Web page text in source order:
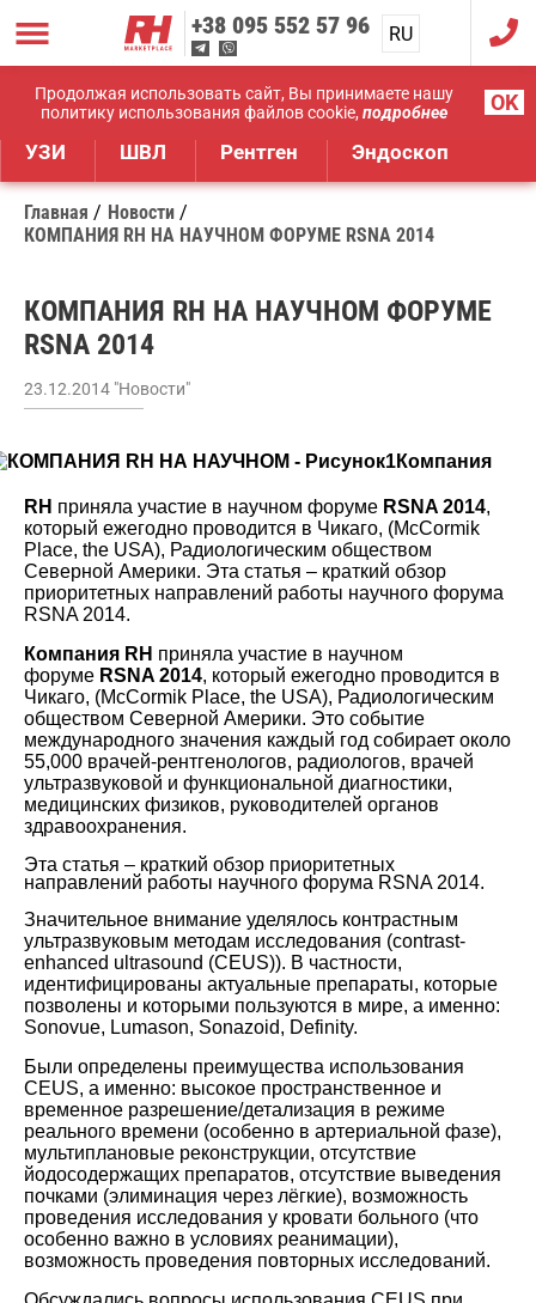
Продолжая использовать сайт, Вы принимаете нашу
политику использования файлов cookie, подробнее OK
+38 095 552 57 96 RU
UA
Дистрибуция медицинского оборудования
УЗИ ШВЛ Рентген Эндоскоп
Главная
Новости
КОМПАНИЯ RH НА НАУЧНОМ ФОРУМЕ RSNA 2014
КОМПАНИЯ RH НА НАУЧНОМ ФОРУМЕ
RSNA 2014
23.12.2014 "Новости"
Компания
RH приняла участие в научном форуме RSNA 2014,
который ежегодно проводится в Чикаго, (McCormik
Place, the USA), Радиологическим обществом
Северной Америки. Эта статья – краткий обзор
приоритетных направлений работы научного форума
RSNA 2014.
Компания RH приняла участие в научном
форуме RSNA 2014, который ежегодно проводится в
Чикаго, (McCormik Place, the USA), Радиологическим
обществом Северной Америки. Это событие
международного значения каждый год собирает около
55,000 врачей-рентгенологов, радиологов, врачей
ультразвуковой и функциональной диагностики,
медицинских физиков, руководителей органов
здравоохранения.
Эта статья – краткий обзор приоритетных
направлений работы научного форума RSNA 2014.
Значительное внимание уделялось контрастным
ультразвуковым методам исследования (contrast-
enhanced ultrasound (CEUS)). В частности,
идентифицированы актуальные препараты, которые
позволены и которыми пользуются в мире, а именно:
Sonovue, Lumason, Sonazoid, Definity.
Были определены преимущества использования
CEUS, а именно: высокое пространственное и
временное разрешение/детализация в режиме
реального времени (особенно в артериальной фазе),
мультиплановые реконструкции, отсутствие
йодосодержащих препаратов, отсутствие выведения
почками (элиминация через лёгкие), возможность
проведения исследования у кровати больного (что
особенно важно в условиях реанимации),
возможность проведения повторных исследований.